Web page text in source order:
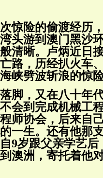
惊险的偷渡经历
头游到澳门黑沙
清晰。卢炳近日
路，历经扒火车
峡劈波斩浪的惊
脚，又在八十年
会到完成机械工
师协会，后来自
一生。还有他那
9岁跟父亲学艺
澳洲，寄托着他